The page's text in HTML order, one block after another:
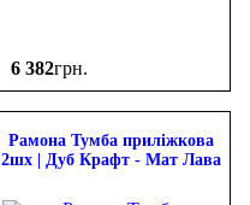
6 382грн.
Рамона Тумба приліжкова
2шх | Дуб Крафт - Мат Лава